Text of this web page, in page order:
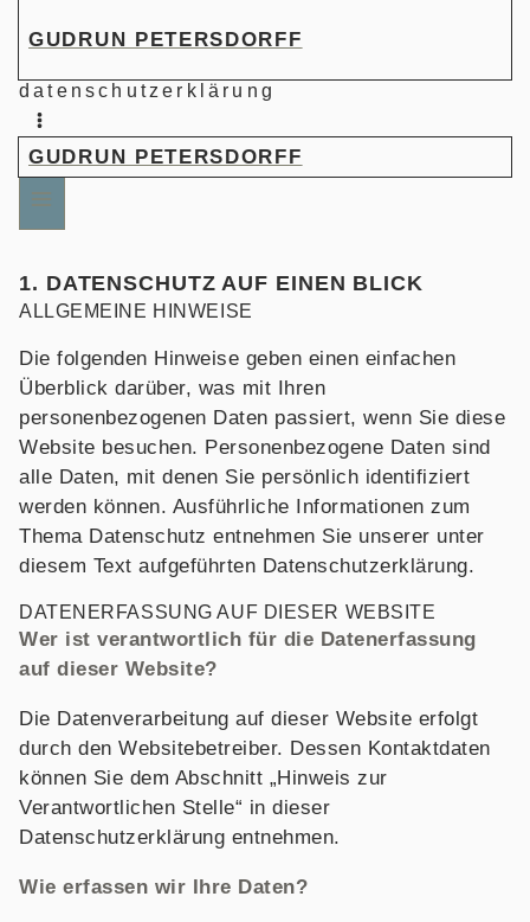
InhaltGUDRUN PETERSDORFF
datenschutzerklärung
GUDRUN PETERSDORFF
1. DATENSCHUTZ AUF EINEN BLICK
ALLGEMEINE HINWEISE
Die folgenden Hinweise geben einen einfachen
Überblick darüber, was mit Ihren
personenbezogenen Daten passiert, wenn Sie diese
Website besuchen. Personenbezogene Daten sind
alle Daten, mit denen Sie persönlich identifiziert
werden können. Ausführliche Informationen zum
Thema Datenschutz entnehmen Sie unserer unter
diesem Text aufgeführten Datenschutzerklärung.
DATENERFASSUNG AUF DIESER WEBSITE
Wer ist verantwortlich für die Datenerfassung
auf dieser Website?
Die Datenverarbeitung auf dieser Website erfolgt
durch den Websitebetreiber. Dessen Kontaktdaten
können Sie dem Abschnitt „Hinweis zur
Verantwortlichen Stelle“ in dieser
Datenschutzerklärung entnehmen.
Wie erfassen wir Ihre Daten?